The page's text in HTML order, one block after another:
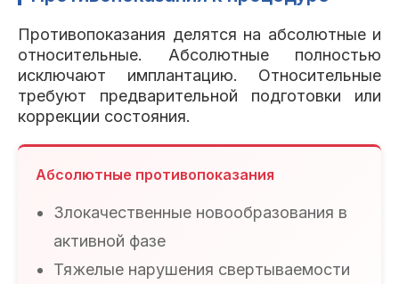
Противопоказания делятся на абсолютные и
относительные. Абсолютные полностью
исключают имплантацию. Относительные
требуют предварительной подготовки или
коррекции состояния.
Абсолютные противопоказания
Злокачественные новообразования в
активной фазе
Тяжелые нарушения свертываемости